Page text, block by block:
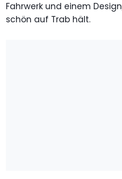
Fahrwerk und einem
schön auf Trab hält.